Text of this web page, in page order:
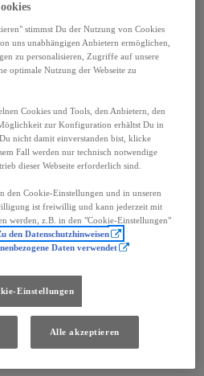
8,32%
Kilometerstand
90 000 km
Karosserie
Getriebe
Handschaltung
Sitze
1
Frontantrieb
stimmst Du der Nutzung von Cookies
uns unabhängigen Anbietern ermöglichen,
zu personalisieren, Zugriffe auf unsere
optimale Nutzung der Webseite zu
Cookies und Tools, den Anbietern, den
zur Konfiguration erhältst Du in
nicht damit einverstanden bist, klicke
Fall werden nur technisch notwendige
dieser Webseite erforderlich sind.
den Cookie-Einstellungen und in unseren
ist freiwillig und kann jederzeit mit
werden, z.B. in den "Cookie-Einstellungen"
den Datenschutzhinweisen
Daten verwendet
Einstellungen
Alle akzeptieren